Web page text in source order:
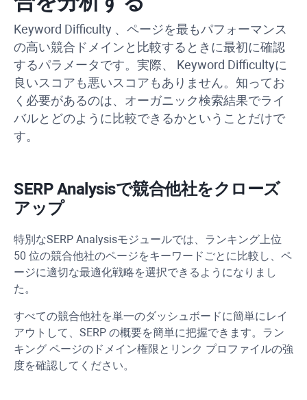
Keyword Difficulty 、ページを最もパフォーマンス
の高い競合ドメインと比較するときに最初に確認
するパラメータです。実際、 Keyword Difficultyに
良いスコアも悪いスコアもありません。知ってお
く必要があるのは、オーガニック検索結果でライ
バルとどのように比較できるかということだけで
す。
SERP Analysisで競合他社をクローズ
アップ
特別なSERP Analysisモジュールでは、ランキング上位
50 位の競合他社のページをキーワードごとに比較し、ペ
ージに適切な最適化戦略を選択できるようになりまし
た。
すべての競合他社を単一のダッシュボードに簡単にレイ
アウトして、SERP の概要を簡単に把握できます。ラン
キング ページのドメイン権限とリンク プロファイルの強
度を確認してください。